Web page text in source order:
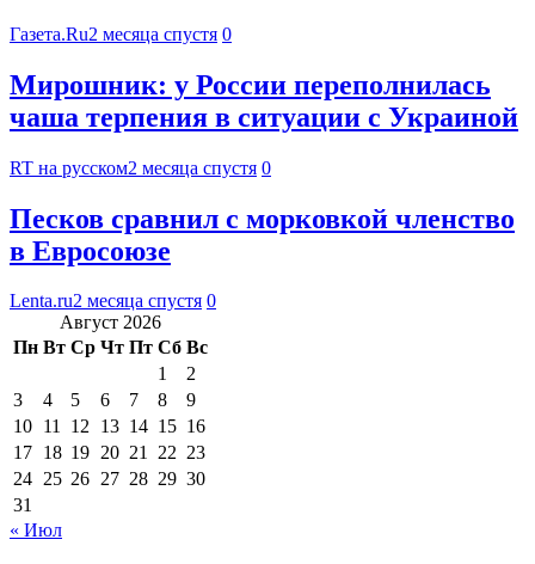
Газета.Ru2 месяца спустя 0
Мирошник: у России переполнилась
чаша терпения в ситуации с Украиной
RT на русском2 месяца спустя 0
Песков сравнил с морковкой членство
в Евросоюзе
Lenta.ru2 месяца спустя 0
Август 2026
Пн Вт Ср Чт Пт Сб Вс
1
2
3
4 5 6 7 8
9
10 11 12 13 14 15 16
17 18 19 20 21 22 23
24 25 26 27 28 29 30
31
« Июл